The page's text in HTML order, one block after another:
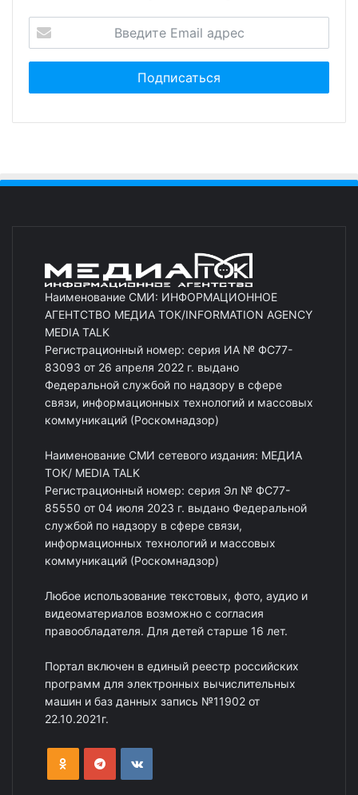
Наименование СМИ: ИНФОРМАЦИОННОЕ
АГЕНТСТВО МЕДИА ТОК/INFORMATION AGENCY
MEDIA TALK
Регистрационный номер: серия ИА № ФС77-
83093 от 26 апреля 2022 г. выдано
Федеральной службой по надзору в сфере
связи, информационных технологий и массовых
коммуникаций (Роскомнадзор)
Наименование СМИ сетевого издания: МЕДИА
ТОК/ MEDIA TALK
Регистрационный номер: серия Эл № ФС77-
85550 от 04 июля 2023 г. выдано Федеральной
службой по надзору в сфере связи,
информационных технологий и массовых
коммуникаций (Роскомнадзор)
Любое использование текстовых, фото, аудио и
видеоматериалов возможно с согласия
правообладателя. Для детей старше 16 лет.
Портал включен в единый реестр российских
программ для электронных вычислительных
машин и баз данных запись №11902 от
22.10.2021г.